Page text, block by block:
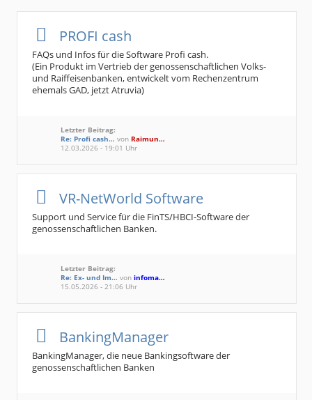
PROFI cash
FAQs und Infos für die Software Profi cash.
(Ein Produkt im Vertrieb der genossenschaftlichen Volks-
und Raiffeisenbanken, entwickelt vom Rechenzentrum
ehemals GAD, jetzt Atruvia)
Letzter Beitrag:
Re: Profi cash… von Raimun…
12.03.2026 - 19:01 Uhr
VR-NetWorld Software
Support und Service für die FinTS/HBCI-Software der
genossenschaftlichen Banken.
Letzter Beitrag:
Re: Ex- und Im… von infoma…
15.05.2026 - 21:06 Uhr
BankingManager
BankingManager, die neue Bankingsoftware der
genossenschaftlichen Banken